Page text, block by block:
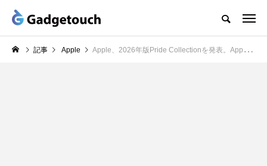
記事 Apple Apple、2026年版Pride Collectionを発表。Apple Watchバンドと文字盤、壁紙が登場